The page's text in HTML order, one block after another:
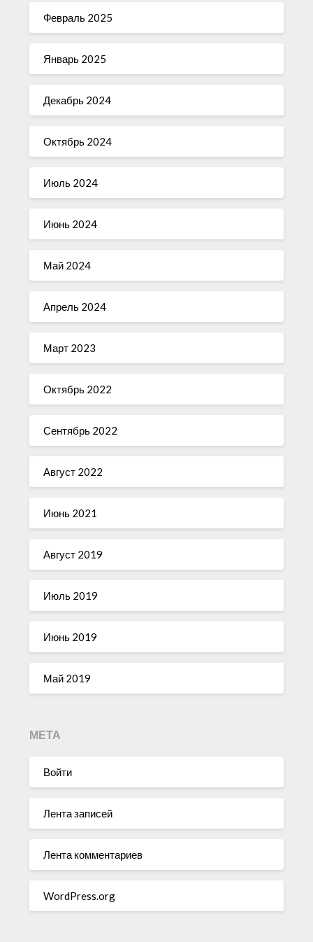
Февраль 2025
Январь 2025
Декабрь 2024
Октябрь 2024
Июль 2024
Июнь 2024
Май 2024
Апрель 2024
Март 2023
Октябрь 2022
Сентябрь 2022
Август 2022
Июнь 2021
Август 2019
Июль 2019
Июнь 2019
Май 2019
МЕТА
Войти
Лента записей
Лента комментариев
WordPress.org